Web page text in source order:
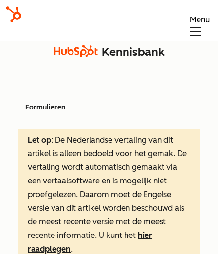
Menu
Kennisbank
Formulieren
Let op: De Nederlandse vertaling van dit
artikel is alleen bedoeld voor het gemak. De
vertaling wordt automatisch gemaakt via
een vertaalsoftware en is mogelijk niet
proefgelezen. Daarom moet de Engelse
versie van dit artikel worden beschouwd als
de meest recente versie met de meest
recente informatie. U kunt het hier
raadplegen.